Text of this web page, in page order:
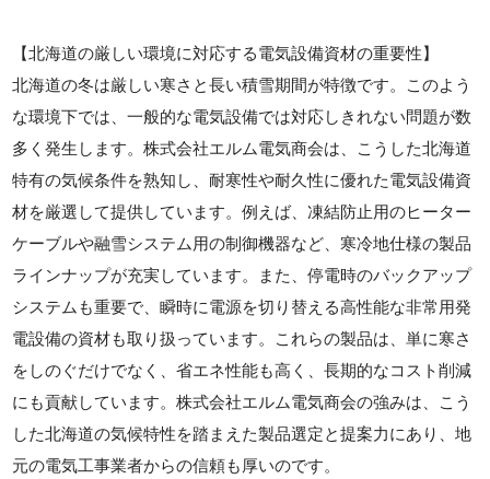
【北海道の厳しい環境に対応する電気設備資材の重要性】
北海道の冬は厳しい寒さと長い積雪期間が特徴です。このよう
な環境下では、一般的な電気設備では対応しきれない問題が数
多く発生します。株式会社エルム電気商会は、こうした北海道
特有の気候条件を熟知し、耐寒性や耐久性に優れた電気設備資
材を厳選して提供しています。例えば、凍結防止用のヒーター
ケーブルや融雪システム用の制御機器など、寒冷地仕様の製品
ラインナップが充実しています。また、停電時のバックアップ
システムも重要で、瞬時に電源を切り替える高性能な非常用発
電設備の資材も取り扱っています。これらの製品は、単に寒さ
をしのぐだけでなく、省エネ性能も高く、長期的なコスト削減
にも貢献しています。株式会社エルム電気商会の強みは、こう
した北海道の気候特性を踏まえた製品選定と提案力にあり、地
元の電気工事業者からの信頼も厚いのです。